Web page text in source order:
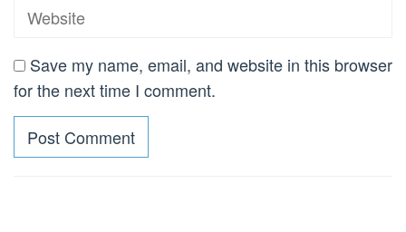
Save my name, email, and website in this browser
for the next time I comment.